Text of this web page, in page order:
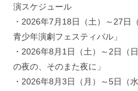
演スケジュール
・2026年7月18日（土）～27日
青少年演劇フェスティバル」
・2026年8月1日（土）～2日（
の夜の、そのまた夜に」
・2026年8月3日（月）～5日